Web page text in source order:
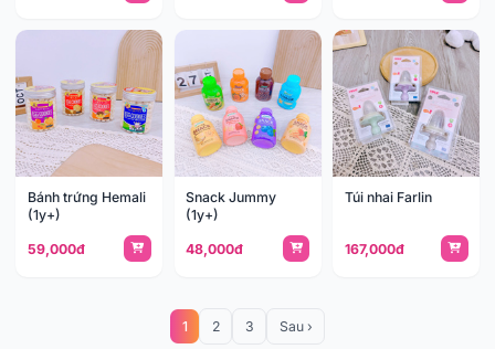
Bánh trứng Hemali
(1y+)
59,000đ
Snack Jummy
(1y+)
48,000đ
Túi nhai Farlin
167,000đ
1 2 3 Sau ›